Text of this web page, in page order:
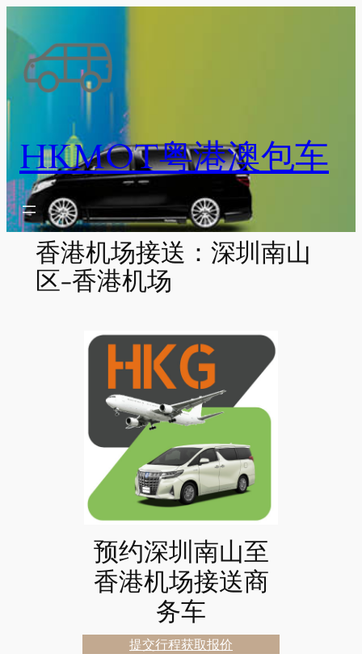
至
HKMOT粤港澳包车
香港机场接送：深圳南山
区-香港机场
预约深圳南山至
香港机场接送商
务车
提交行程获取报价